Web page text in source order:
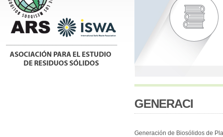
GENERACI
Generación de Biosólidos de